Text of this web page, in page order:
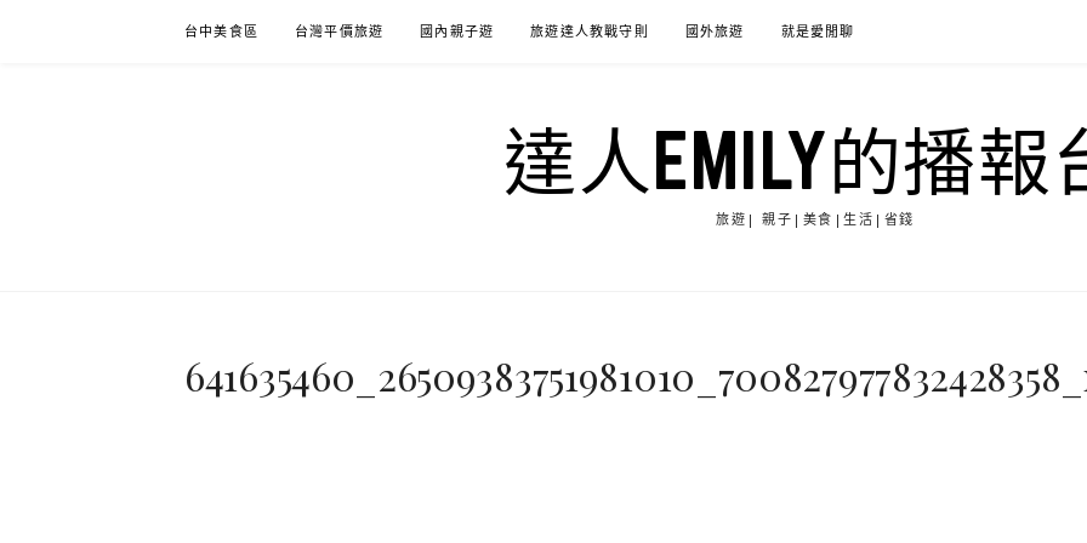
台中美食區 台灣平價旅遊 國內親子遊 旅遊達人教戰守則 國外旅遊 就是愛閒聊
達人EMILY的播報
旅遊| 親子|美食|生活|省錢